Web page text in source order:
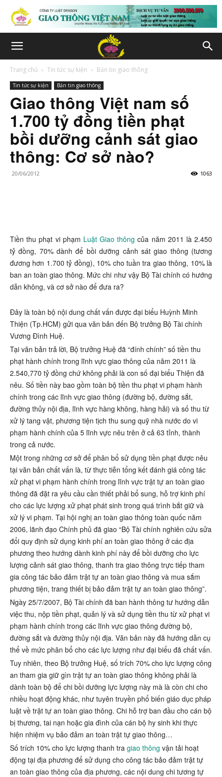
Trang chủ Tin tức sự kiện Bản tin giao thông
Tin tức sự kiện Bản tin giao thông
Giao thông Việt nam số
1.700 tỷ đồng tiền phạt
bồi dưỡng cảnh sát giao
thông: Cơ sở nào?
20/06/2012 1063
Tiền thu phạt vi phạm Luật Giao thông của năm 2011 là 2.450
tỷ đồng, 70% dành để bồi dưỡng cảnh sát giao thông (tương
đương hơn 1.700 tỷ đồng), 10% cho tuần tra giao thông, 10% là
ban an toàn giao thông. Mức chi như vậy Bộ Tài chính có hướng
dẫn không, và cơ sở nào để đưa ra?
Đây là toàn bộ nội dung chất vấn được đại biểu Huỳnh Minh
Thiện (Tp.HCM) gửi qua văn bản đến Bộ trưởng Bộ Tài chính
Vương Đình Huệ.
Tại văn bản trả lời, Bộ trưởng Huệ đã “đính chính” số tiền thu
phạt hành chính trong lĩnh vực giao thông của năm 2011 là
2.540,770 tỷ đồng chứ không phải là con số đại biểu Thiện đã
nêu. Số tiền này bao gồm toàn bộ tiền thu phạt vi phạm hành
chính trong các lĩnh vực giao thông (đường bộ, đường sắt,
đường thủy nội địa, lĩnh vực hàng không, hàng hải) và số thu từ
xử lý tang vật, phương tiện tịch thu sung quỹ nhà nước do vi
phạm hành chính của 5 lĩnh vực nêu trên ở cả 63 tỉnh, thành
trong cả nước.
Một trong những cơ sở để phân bổ sử dụng tiền phạt được nêu
tại văn bản chất vấn là, từ thực tiễn tổng kết đánh giá công tác
xử phạt vi phạm hành chính trong lĩnh vực trật tự an toàn giao
thông đã đặt ra yêu cầu cần thiết phải bổ sung, hỗ trợ kinh phí
cho các lực lượng xử phạt phát sinh trong quá trình bắt giữ và
xử lý vi phạm. Tại hội nghị an toàn giao thông toàn quốc năm
2006, lãnh đạo Chính phủ đã giao “Bộ Tài chính nghiên cứu sửa
đổi quy định sử dụng kinh phí an toàn giao thông ở các địa
phương theo hướng dành kinh phí này để bồi dưỡng cho lực
lượng cảnh sát giao thông, thanh tra giao thông trực tiếp tham
gia công tác bảo đảm trật tự an toàn giao thông và mua sắm
phương tiện, trang thiết bị bảo đảm trật tự an toàn giao thông”.
Ngày 25/7/2007, Bộ Tài chính đã ban hành thông tư hướng dẫn
việc thu, nộp tiền phạt, quản lý và sử dụng tiền thu từ xử phạt vi
phạm hành chính trong các lĩnh vực giao thông đường bộ,
đường sắt và đường thủy nội địa. Văn bản này đã hướng dẫn cụ
thể về mức phân bổ cho các lực lượng như đại biểu đã chất vấn.
Tuy nhiên, theo Bộ trưởng Huệ, số trích 70% cho lực lượng công
an tham gia giữ gìn trật tự an toàn giao thông không phải là
dành toàn bộ để chi bồi dưỡng lực lượng này mà là còn chi cho
nhiều hoạt động khác, như tuyên truyền phổ biến giáo dục pháp
luật về trật tự an toàn giao thông. Chi hỗ trợ ban đầu cho cán bộ
bị thương, tai nạn hoặc gia đình của cán bộ hy sinh khi thực
hiện nhiệm vụ bảo đảm an toàn trật tự giao thông…
Số trích 10% cho lực lượng thanh tra giao thông vận tải hoạt
động tại địa phương để sử dụng cho công tác bảo đảm trật tự
an toàn giao thông của địa phương, các nội dung chi tương tự